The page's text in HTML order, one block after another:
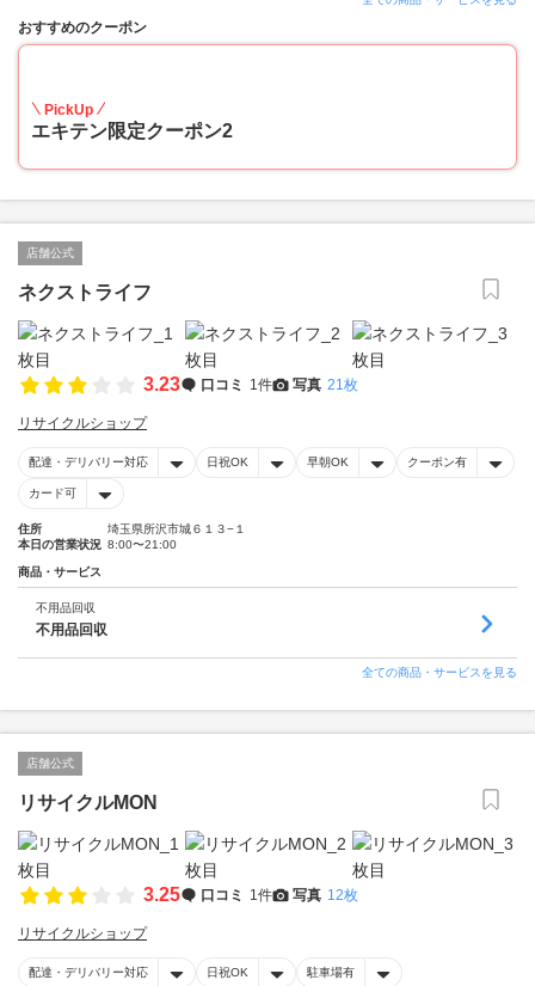
おすすめのクーポン
PickUp
エキテン限定クーポン2
店舗公式
ネクストライフ
3.23 口コミ 1件 写真 21枚
リサイクルショップ
配達・デリバリー対応 日祝OK 早朝OK クーポン有
カード可
住所
埼玉県所沢市城６１３−１
本日の営業状況 8:00〜21:00
商品・サービス
不用品回収
不用品回収
全ての商品・サービスを見る
店舗公式
リサイクルMON
3.25 口コミ 1件 写真 12枚
リサイクルショップ
配達・デリバリー対応 日祝OK 駐車場有